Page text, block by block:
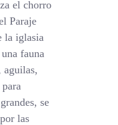
el chorro
Paraje
la iglasia
fauna
aguilas,
se
las